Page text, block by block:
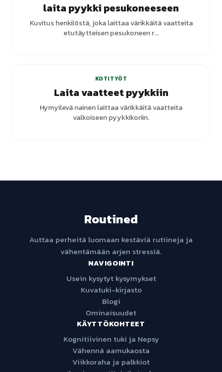
laita pyykki pesukoneeseen
Kuvitus henkilöstä, joka laittaa värikkäitä vaatteita
etutäytteisen pesukoneen r...
KOTITYÖT
Laita vaatteet pyykkiin
Hymyilevä nainen laittaa värikkäitä vaatteita
valkoiseen pyykkikoriin.
Routined
Auttaa perheitä luomaan kestäviä rutiineja ja
vähentämään arjen stressiä.
NAVIGOINTI
Usein kysytyt kysymykset
Kuvatuki-kirjasto
Blogi
Ominaisuudet
KÄYTTÖKOHTEET
Kognitiivinen tuki ja Nepsy
Vähennä aamukaosta
Viikkoraha ja palkkiot